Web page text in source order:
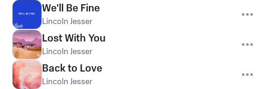
We'll Be Fine
Lincoln Jesser
Lost With You
Lincoln Jesser
Back to Love
Lincoln Jesser